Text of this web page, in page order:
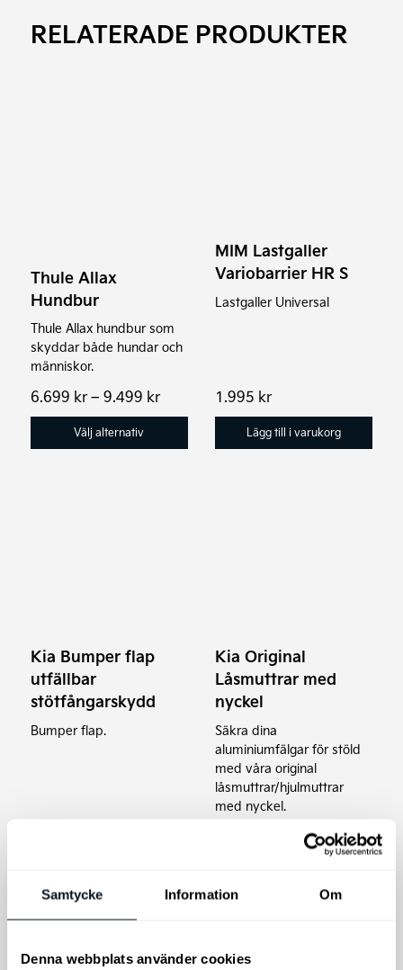
Samtycke Information Om
Denna webbplats använder cookies
RELATERADE PRODUKTER
Thule Allax
Hundbur
Thule Allax hundbur som
skyddar både hundar och
människor.
6.699 kr– 9.499 krPrisintervall:
6.699 kr
9.499 kr
Välj alternativ
olika
alternativen
kan
väljas
produktsidan
MIM Lastgaller
Variobarrier HR S
Lastgaller Universal
1.995 kr
Lägg till i varukorg
Kia Bumper flap
utfällbar
stötfångarskydd
Bumper flap.
Kia Original
Låsmuttrar med
nyckel
Säkra dina
aluminiumfälgar för stöld
med våra original
låsmuttrar/hjulmuttrar
med nyckel.
Den